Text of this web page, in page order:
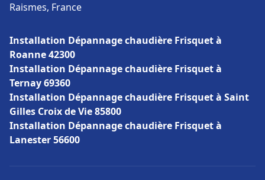
Raismes, France
Installation Dépannage chaudière Frisquet à
Roanne 42300
Installation Dépannage chaudière Frisquet à
Ternay 69360
Installation Dépannage chaudière Frisquet à Saint
Gilles Croix de Vie 85800
Installation Dépannage chaudière Frisquet à
Lanester 56600